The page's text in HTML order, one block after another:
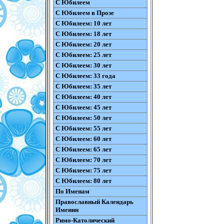
С Юбилеем
С Юбилеем в Прозе
С Юбилеем: 10 лет
С Юбилеем: 18 лет
С Юбилеем: 20 лет
С Юбилеем: 25 лет
С Юбилеем: 30 лет
С Юбилеем: 33 года
С Юбилеем: 35 лет
С Юбилеем: 40 лет
С Юбилеем: 45 лет
С Юбилеем: 50 лет
С Юбилеем: 55 лет
С Юбилеем: 60 лет
С Юбилеем: 65 лет
С Юбилеем: 70 лет
С Юбилеем: 75 лет
С Юбилеем: 80 лет
По Именам
Православный Календарь
Именин
Римо-Католический